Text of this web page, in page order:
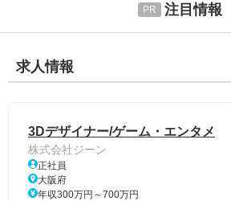
注目情報
求人情報
3Dデザイナー/ゲーム・エンタメ
株式会社ジーン
正社員
大阪府
年収300万円～700万円